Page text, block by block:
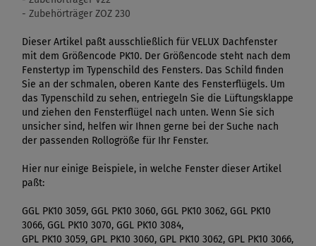
- Zubehörträger ZOZ 230
Dieser Artikel paßt ausschließlich für VELUX Dachfenster
mit dem Größencode PK10. Der Größencode steht nach dem
Fenstertyp im Typenschild des Fensters. Das Schild finden
Sie an der schmalen, oberen Kante des Fensterflügels. Um
das Typenschild zu sehen, entriegeln Sie die Lüftungsklappe
und ziehen den Fensterflügel nach unten. Wenn Sie sich
unsicher sind, helfen wir Ihnen gerne bei der Suche nach
der passenden Rollogröße für Ihr Fenster.
Hier nur einige Beispiele, in welche Fenster dieser Artikel
paßt:
GGL PK10 3059, GGL PK10 3060, GGL PK10 3062, GGL PK10
3066, GGL PK10 3070, GGL PK10 3084,
GPL PK10 3059, GPL PK10 3060, GPL PK10 3062, GPL PK10 3066,